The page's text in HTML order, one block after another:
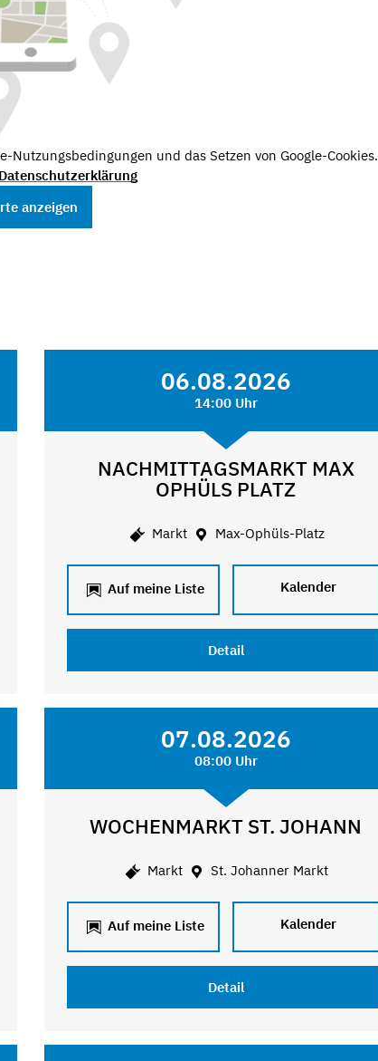
und das Setzen von Google-Cookies.
Datenschutzerklärung
anzeigen
06.08.2026
14:00 Uhr
NACHMITTAGSMARKT MAX
OPHÜLS PLATZ
Markt Max-Ophüls-Platz
Auf meine Liste Kalender
Detail
07.08.2026
08:00 Uhr
WOCHENMARKT ST. JOHANN
Markt St. Johanner Markt
Auf meine Liste Kalender
Detail